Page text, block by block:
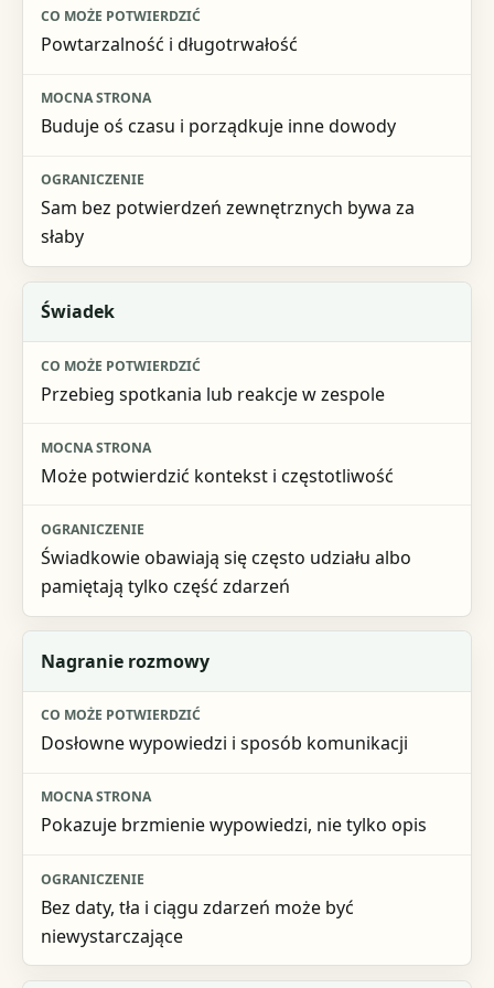
Powtarzalność i długotrwałość
Buduje oś czasu i porządkuje inne dowody
Sam bez potwierdzeń zewnętrznych bywa za
słaby
Świadek
Przebieg spotkania lub reakcje w zespole
Może potwierdzić kontekst i częstotliwość
Świadkowie obawiają się często udziału albo
pamiętają tylko część zdarzeń
Nagranie rozmowy
Dosłowne wypowiedzi i sposób komunikacji
Pokazuje brzmienie wypowiedzi, nie tylko opis
Bez daty, tła i ciągu zdarzeń może być
niewystarczające